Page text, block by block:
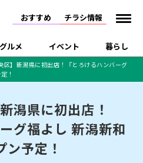
おすすめ チラシ情報
グルメ イベント 暮らし
下越
上越
閉店
開店まとめ
現地レポート
洋食
祭り・伝統行事
ライブ・コンサート
住宅メーカー・工務
店
インタビュー
ドラッグストア・ホーム
センター
区】新潟県に初出店！『とろけるハンバーグ
！
潟県に初出店！
グ福よし 新潟新和
予定！